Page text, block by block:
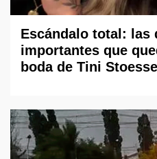
Escándalo total: las
importantes que
boda de Tini